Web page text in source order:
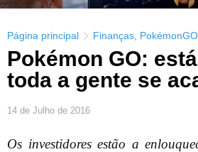
Página principal Finanças PokémonGO
Pokémon GO:
toda a gente se
14 de Julho de 2016
Os investidores estão a